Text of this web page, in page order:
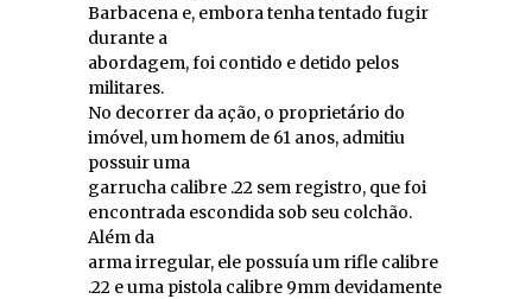
Barbacena e, embora tenha tentado fugir
durante a
abordagem, foi contido e detido pelos
militares.
No decorrer da ação, o proprietário do
imóvel, um homem de 61 anos, admitiu
possuir uma
garrucha calibre .22 sem registro, que foi
encontrada escondida sob seu colchão.
Além da
arma irregular, ele possuía um rifle calibre
.22 e uma pistola calibre 9mm devidamente